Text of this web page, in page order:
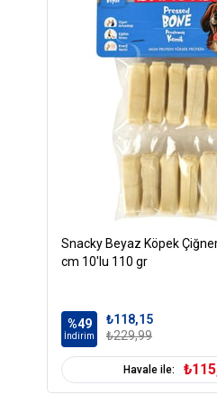
Snacky Beyaz Köpek
cm 10'lu 110 gr
%49
İndirim
₺118,15
₺229,99
Havale ile: